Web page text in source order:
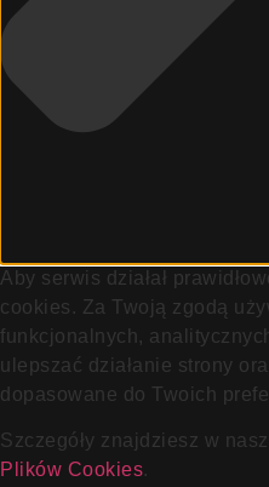
Aby serwis działał
cookies. Za Twoją zgodą
funkcjonalnych,
ulepszać działanie strony
dopasowane do Twoich
Szczegóły znajdziesz w
Plików Cookies.